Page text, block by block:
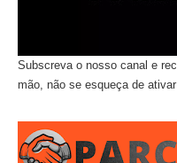
Subscreva o nosso canal e
mão, não se esqueça de